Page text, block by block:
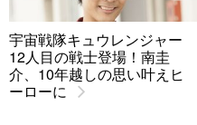
宇宙戦隊キュウレンジャー
12人目の戦士登場！南圭
介、10年越しの思い叶えヒ
ーローに